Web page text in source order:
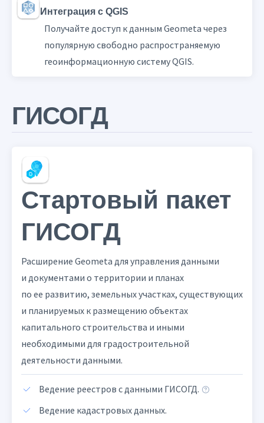
Интеграция с QGIS
Получайте доступ к данным Geometa через
популярную свободно распространяемую
геоинформационную систему QGIS.
ГИСОГД
Стартовый пакет
ГИСОГД
Расширение Geometa для управления данными
и документами о территории и планах
по ее развитию, земельных участках, существующих
и планируемых к размещению объектах
капитального строительства и иными
необходимыми для градостроительной
деятельности данными.
Ведение реестров с данными ГИСОГД.
Ведение кадастровых данных.